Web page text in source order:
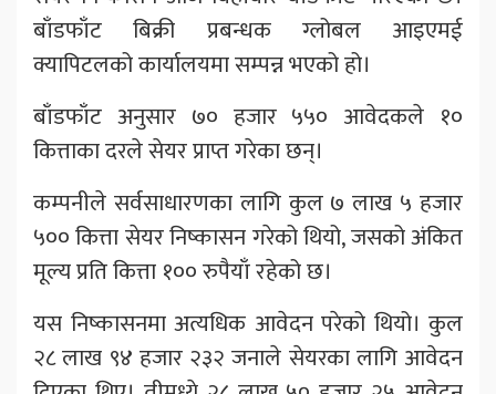
बाँडफाँट बिक्री प्रबन्धक ग्लोबल आइएमई
क्यापिटलको कार्यालयमा सम्पन्न भएको हो।
बाँडफाँट अनुसार ७० हजार ५५० आवेदकले १०
कित्ताका दरले सेयर प्राप्त गरेका छन्।
कम्पनीले सर्वसाधारणका लागि कुल ७ लाख ५ हजार
५०० कित्ता सेयर निष्कासन गरेको थियो, जसको अंकित
मूल्य प्रति कित्ता १०० रुपैयाँ रहेको छ।
यस निष्कासनमा अत्यधिक आवेदन परेको थियो। कुल
२८ लाख ९४ हजार २३२ जनाले सेयरका लागि आवेदन